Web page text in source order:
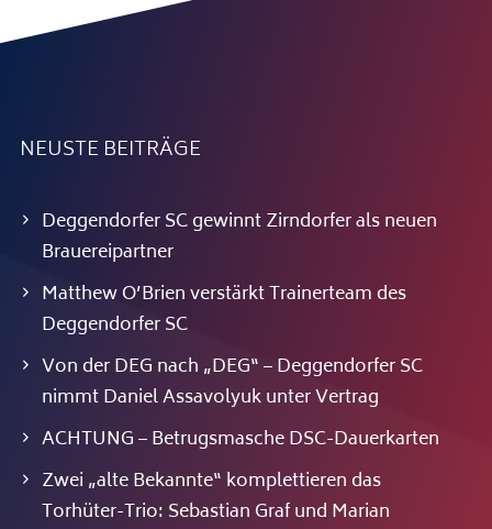
NEUSTE BEITRÄGE
Deggendorfer SC gewinnt Zirndorfer als neuen
Brauereipartner
Matthew O’Brien verstärkt Trainerteam des
Deggendorfer SC
Von der DEG nach „DEG“ – Deggendorfer SC
nimmt Daniel Assavolyuk unter Vertrag
ACHTUNG – Betrugsmasche DSC-Dauerkarten
Zwei „alte Bekannte“ komplettieren das
Torhüter-Trio: Sebastian Graf und Marian